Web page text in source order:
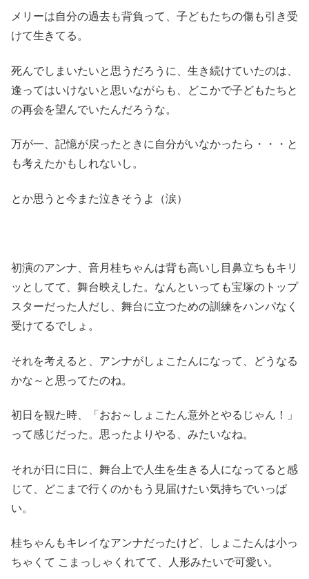
メリーは自分の過去も背負って、子どもたちの傷も引き受
けて生きてる。
死んでしまいたいと思うだろうに、生き続けていたのは、
逢ってはいけないと思いながらも、どこかで子どもたちと
の再会を望んでいたんだろうな。
万が一、記憶が戻ったときに自分がいなかったら・・・と
も考えたかもしれないし。
とか思うと今また泣きそうよ（涙）
初演のアンナ、音月桂ちゃんは背も高いし目鼻立ちもキリ
ッとしてて、舞台映えした。なんといっても宝塚のトップ
スターだった人だし、舞台に立つための訓練をハンパなく
受けてるでしょ。
それを考えると、アンナがしょこたんになって、どうなる
かな～と思ってたのね。
初日を観た時、「おお～しょこたん意外とやるじゃん！」
って感じだった。思ったよりやる、みたいなね。
それが日に日に、舞台上で人生を生きる人になってると感
じて、どこまで行くのかもう見届けたい気持ちでいっぱ
い。
桂ちゃんもキレイなアンナだったけど、しょこたんは小っ
ちゃくて こまっしゃくれてて、人形みたいで可愛い。